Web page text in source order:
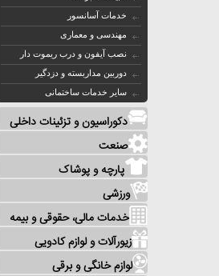
خدمات آسانسور
مهندسی و معماری
نصب آیفون و درب ریموت دار
دوربین مداربسته و دزدگیر
سایر خدمات ساختمانی
دکوراسیون و تزئینات داخلی
صنعت
پارچه و پوشاک
ورزشی
خدمات مالی، حقوقی و بیمه
زیورآلات و لوازم کادویی
لوازم خانگی و برقی